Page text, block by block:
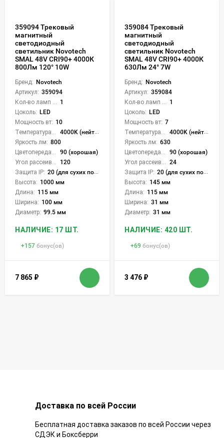
359094 Трековый
магнитный
светодиодный
светильник Novotech
SMAL 48V CRI90+ 4000К
800Лм 120° 10W
Бренд: Novotech
Артикул: 359094
1
Цоколь: LED
Мощность вт: 10
4000K (нейтральный)
Яркость лм: 800
90 (хорошая)
120
Защита IP: 20 (для сухих пом.)
Высота: 1000 мм
Длина: 115 мм
Ширина: 100 мм
Диаметр: 99.5 мм
НАЛИЧИЕ: 17 ШТ.
+157 бонус(ов)
7 865 ₽
359084 Трековый
магнитный
светодиодный
светильник Novotech
SMAL 48V CRI90+ 4000К
630Лм 24° 7W
Бренд: Novotech
Артикул: 359084
1
Цоколь: LED
Мощность вт: 7
4000K (нейтральный)
Яркость лм: 630
90 (хорошая)
24
Защита IP: 20 (для сухих пом.)
Высота: 145 мм
Длина: 115 мм
Ширина: 31 мм
Диаметр: 31 мм
НАЛИЧИЕ: 420 ШТ.
+69 бонус(ов)
3 476 ₽
Доставка по всей России
Бесплатная доставка заказов по всей России через
СДЭК и Боксберри